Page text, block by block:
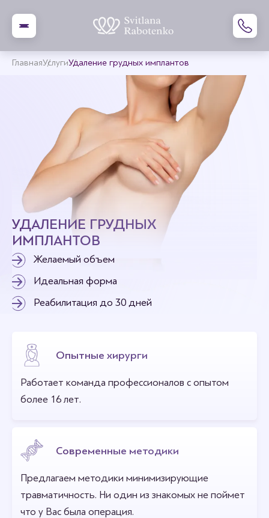
ГлавнаяУслугиУдаление грудных имплантов
УДАЛЕНИЕ ГРУДНЫХ
ИМПЛАНТОВ
Желаемый объем
Идеальная форма
Реабилитация до 30 дней
Опытные хирурги
Работает команда профессионалов с опытом
более 16 лет.
Современные методики
Предлагаем методики минимизирующие
травматичность. Ни один из знакомых не поймет
что у Вас была операция.